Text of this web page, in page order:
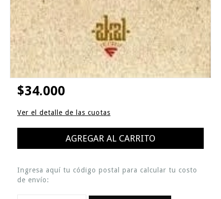
$34.000
Ver el detalle de las cuotas
Ingresa aquí tu código postal para calcular tu costo
de envío: